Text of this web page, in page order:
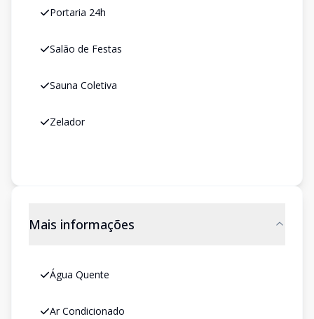
Portaria 24h
Salão de Festas
Sauna Coletiva
Zelador
Mais informações
Água Quente
Ar Condicionado